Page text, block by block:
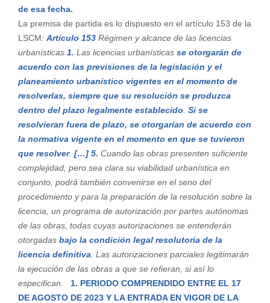
de esa fecha.
La premisa de partida es lo dispuesto en el artículo 153 de la
LSCM: Artículo 153 Régimen y alcance de las licencias
urbanísticas 1. Las licencias urbanísticas se otorgarán de
acuerdo con las previsiones de la legislación y el
planeamiento urbanístico vigentes en el momento de
resolverlas, siempre que su resolución se produzca
dentro del plazo legalmente establecido Si se
resolvieran fuera de plazo, se otorgarían de acuerdo con
la normativa vigente en el momento en que se tuvieron
que resolver. […] 5. Cuando las obras presenten suficiente
complejidad, pero sea clara su viabilidad urbanística en
conjunto, podrá también convenirse en el seno del
procedimiento y para la preparación de la resolución sobre la
licencia, un programa de autorización por partes autónomas
de las obras, todas cuyas autorizaciones se entenderán
otorgadas bajo la condición legal resolutoria de la
licencia definitiva . Las autorizaciones parciales legitimarán
la ejecución de las obras a que se refieran, si así lo
especifican.
1. PERIODO COMPRENDIDO ENTRE EL 17
DE AGOSTO DE 2023 Y LA ENTRADA EN VIGOR DE LA